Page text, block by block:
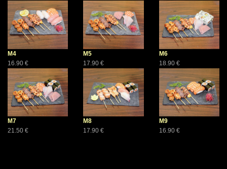
M4
16.90 €
M5
17.90 €
M6
18.90 €
M7
21.50 €
M8
17.90 €
M9
16.90 €